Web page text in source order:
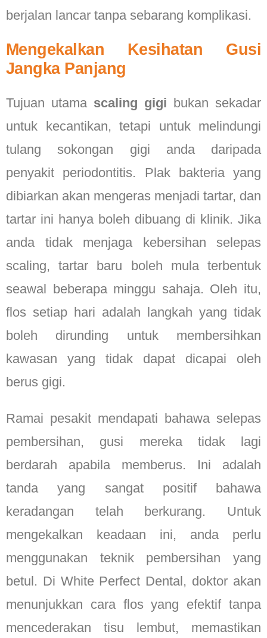
berjalan lancar tanpa sebarang komplikasi.
Mengekalkan Kesihatan Gusi
Jangka Panjang
Tujuan utama scaling gigi bukan sekadar
untuk kecantikan, tetapi untuk melindungi
tulang sokongan gigi anda daripada
penyakit periodontitis. Plak bakteria yang
dibiarkan akan mengeras menjadi tartar, dan
tartar ini hanya boleh dibuang di klinik. Jika
anda tidak menjaga kebersihan selepas
scaling, tartar baru boleh mula terbentuk
seawal beberapa minggu sahaja. Oleh itu,
flos setiap hari adalah langkah yang tidak
boleh dirunding untuk membersihkan
kawasan yang tidak dapat dicapai oleh
berus gigi.
Ramai pesakit mendapati bahawa selepas
pembersihan, gusi mereka tidak lagi
berdarah apabila memberus. Ini adalah
tanda yang sangat positif bahawa
keradangan telah berkurang. Untuk
mengekalkan keadaan ini, anda perlu
menggunakan teknik pembersihan yang
betul. Di White Perfect Dental, doktor akan
menunjukkan cara flos yang efektif tanpa
mencederakan tisu lembut, memastikan